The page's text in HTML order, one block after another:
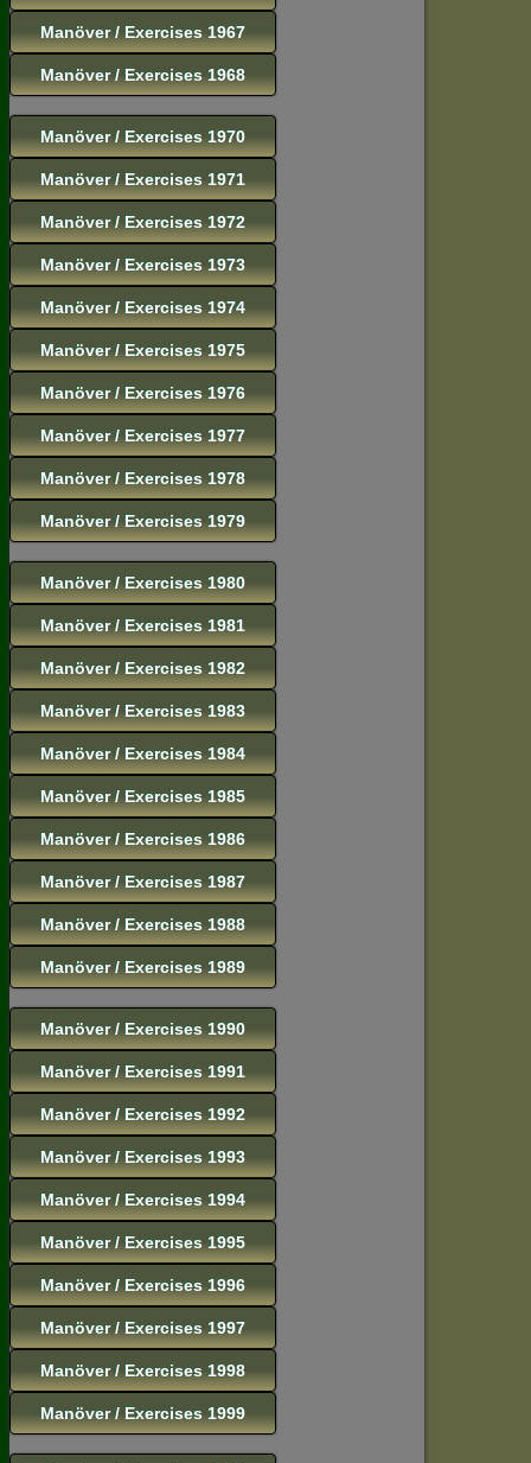
Manöver / Exercises 1967
Manöver / Exercises 1968
Manöver / Exercises 1970
Manöver / Exercises 1971
Manöver / Exercises 1972
Manöver / Exercises 1973
Manöver / Exercises 1974
Manöver / Exercises 1975
Manöver / Exercises 1976
Manöver / Exercises 1977
Manöver / Exercises 1978
Manöver / Exercises 1979
Manöver / Exercises 1980
Manöver / Exercises 1981
Manöver / Exercises 1982
Manöver / Exercises 1983
Manöver / Exercises 1984
Manöver / Exercises 1985
Manöver / Exercises 1986
Manöver / Exercises 1987
Manöver / Exercises 1988
Manöver / Exercises 1989
Manöver / Exercises 1990
Manöver / Exercises 1991
Manöver / Exercises 1992
Manöver / Exercises 1993
Manöver / Exercises 1994
Manöver / Exercises 1995
Manöver / Exercises 1996
Manöver / Exercises 1997
Manöver / Exercises 1998
Manöver / Exercises 1999